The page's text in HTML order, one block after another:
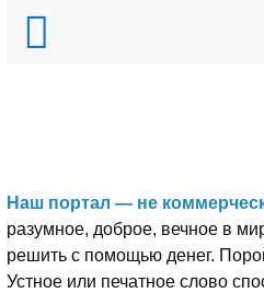
Наш портал — не
разумное, доброе, вечное в
решить с помощью денег.
Устное или печатное слово